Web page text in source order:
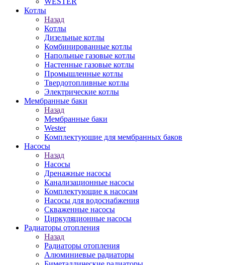
Котлы
Назад
Котлы
Дизельные котлы
Комбинированные котлы
Напольные газовые котлы
Настенные газовые котлы
Промышленные котлы
Твердотопливные котлы
Электрические котлы
Мембранные баки
Назад
Мембранные баки
Wester
Комплектуюшие для мембранных баков
Насосы
Назад
Насосы
Дренажные насосы
Канализационные насосы
Комплектующие к насосам
Насосы для водоснабжения
Скваженные насосы
Циркуляционные насосы
Радиаторы отопления
Назад
Радиаторы отопления
Алюминиевые радиаторы